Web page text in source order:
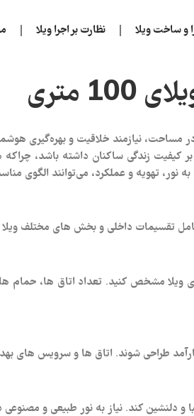
و ساخت ویلا نظارت بر اجرا ویلا
متری
محدودیت در مساحت، نیازمند خلاقیت و
نور، تهویه و عملکرد، می‌توانند الگوی
تقسیمات داخلی و بخش‌ های مختلف ویلا
برای ویلا مشخص کنید. تعداد اتاق‌ ها،
طراحی شوند. اتاق‌ ها و سرویس‌ های
و دلنشین کند. نیاز به نور طبیعی و